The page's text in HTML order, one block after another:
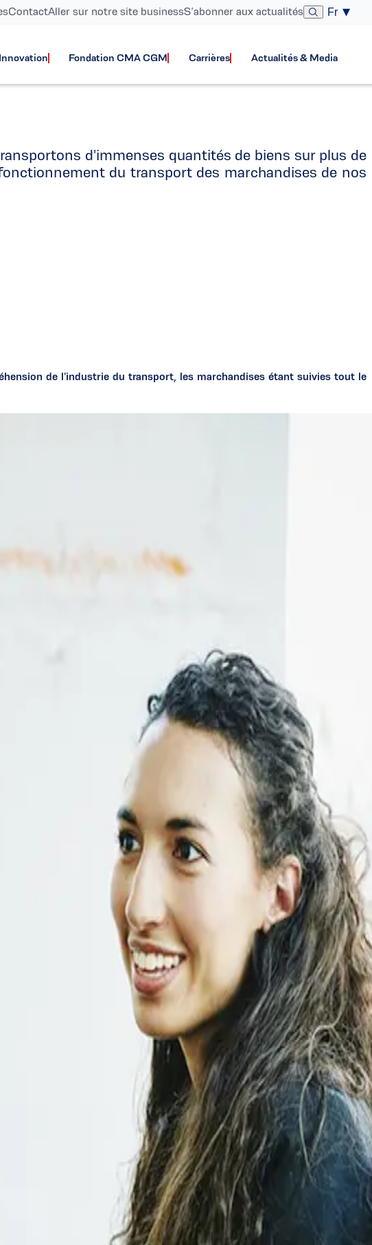
ContactAller sur notre site businessS’abonner aux actualités Fr
Innovation Fondation CMA CGM Carrières Actualités & Media
Maritimes
d'immenses quantités de biens sur plus de
du transport des marchandises de nos
de l'industrie du transport, les marchandises étant suivies tout le